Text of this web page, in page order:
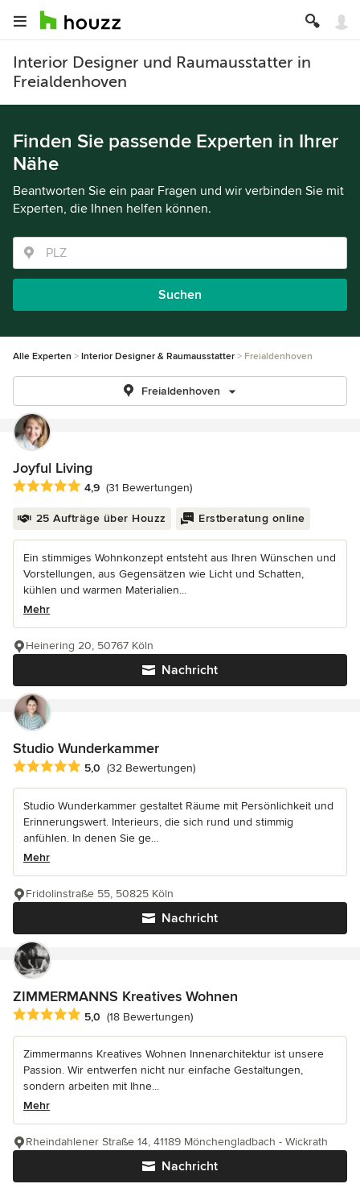
Interior Designer und Raumausstatter in
Freialdenhoven
Finden Sie passende Experten in Ihrer
Nähe
Beantworten Sie ein paar Fragen und wir verbinden Sie mit
Experten, die Ihnen helfen können.
Suchen
Alle Experten Interior Designer & Raumausstatter Freialdenhoven
Freialdenhoven
Joyful Living
Durchschnittliche Bewertung: 4.9 von 5 Sternen
4,9 (31 Bewertungen)
25 Aufträge über Houzz Erstberatung online
Ein stimmiges Wohnkonzept entsteht aus Ihren Wünschen und
Vorstellungen, aus Gegensätzen wie Licht und Schatten,
kühlen und warmen Materialien...
Mehr
Nachricht
Heinering 20, 50767 Köln
Studio Wunderkammer
Durchschnittliche Bewertung: 5 von 5 Sternen
5,0 (32 Bewertungen)
Studio Wunderkammer gestaltet Räume mit Persönlichkeit und
Erinnerungswert. Interieurs, die sich rund und stimmig
anfühlen. In denen Sie ge...
Mehr
Nachricht
Fridolinstraße 55, 50825 Köln
ZIMMERMANNS Kreatives Wohnen
Durchschnittliche Bewertung: 5 von 5 Sternen
5,0 (18 Bewertungen)
Zimmermanns Kreatives Wohnen Innenarchitektur ist unsere
Passion. Wir entwerfen nicht nur einfache Gestaltungen,
sondern arbeiten mit Ihne...
Mehr
Nachricht
Rheindahlener Straße 14, 41189 Mönchengladbach - Wickrath